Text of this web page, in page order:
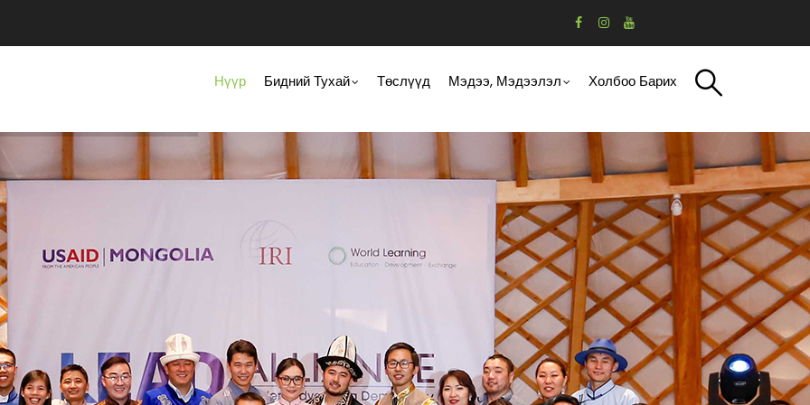
Navigation
Нүүр Бидний Тухай Төслүүд Мэдээ, Мэдээлэл Холбоо Барих